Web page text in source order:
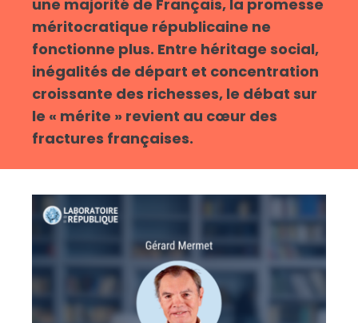
une majorité de Français, la promesse
méritocratique républicaine ne
fonctionne plus. Entre héritage social,
inégalités de départ et concentration
croissante des richesses, le débat sur
le « mérite » revient au cœur des
fractures françaises.